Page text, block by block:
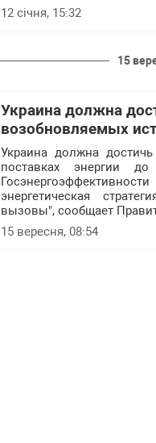
12 січня, 15:32
15
Украина должна
возобновляемых
Украина должна
поставках энергии
энергетическая
вызовы", сообщает
15 вересня, 08:54